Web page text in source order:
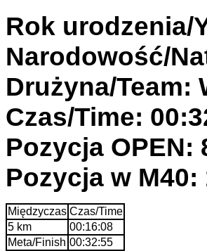
Rok urodzenia/
Narodowość/
Drużyna/Team:
Czas/Time:
Pozycja OPEN:
Pozycja w M40:
Międzyczas Czas/Time
5 km
00:16:08
Meta/Finish 00:32:55